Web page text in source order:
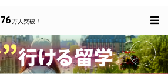
76万人突破！